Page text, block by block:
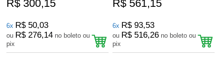
R$ 300,15
6x R$ 50,03
ou R$ 276,14 no boleto ou
pix
R$ 561,15
6x R$ 93,53
ou R$ 516,26 no boleto ou
pix